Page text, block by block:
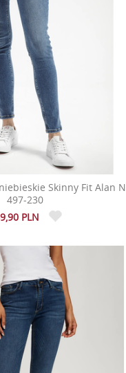
Skinny Fit Alan N
497-230
PLN